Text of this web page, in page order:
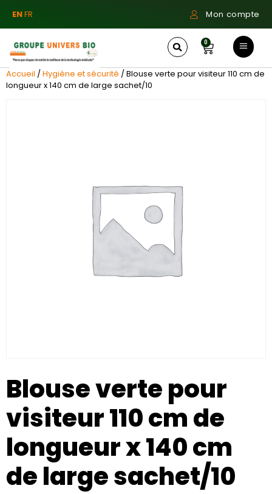
ENFR Mon compte
0
Accueil /Hygiène et sécurité / Blouse verte pour visiteur 110 cm de
longueur x 140 cm de large sachet/10
Blouse verte pour
visiteur 110 cm de
longueur x 140 cm
de large sachet/10